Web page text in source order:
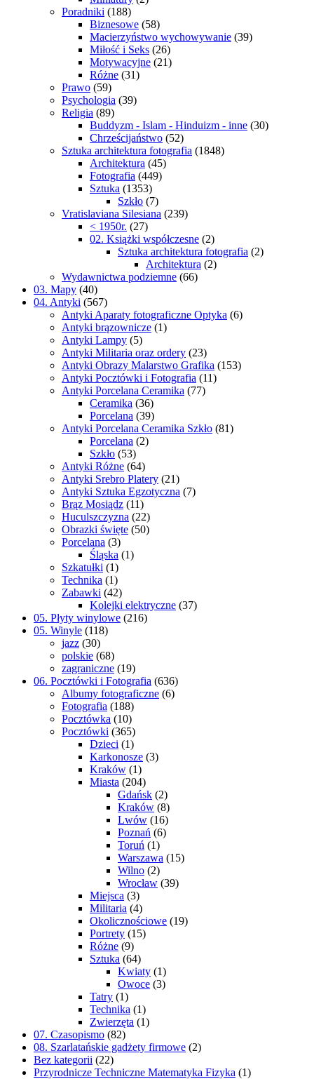
Poradniki (188)
Biznesowe (58)
Macierzyństwo wychowywanie (39)
Miłość i Seks (26)
Motywacyjne (21)
Różne (31)
Prawo (59)
Psychologia (39)
Religia (89)
Buddyzm - Islam - Hinduizm - inne (30)
Chrześcijaństwo (52)
Sztuka architektura fotografia (1848)
Architektura (45)
Fotografia (449)
Sztuka (1353)
Szkło (7)
Vratislaviana Silesiana (239)
< 1950r. (27)
02. Książki współczesne (2)
Sztuka architektura fotografia (2)
Architektura (2)
Wydawnictwa podziemne (66)
03. Mapy (40)
04. Antyki (567)
Antyki Aparaty fotograficzne Optyka (6)
Antyki brązownicze (1)
Antyki Lampy (5)
Antyki Militaria oraz ordery (23)
Antyki Obrazy Malarstwo Grafika (153)
Antyki Pocztówki i Fotografia (11)
Antyki Porcelana Ceramika (77)
Ceramika (36)
Porcelana (39)
Antyki Porcelana Ceramika Szkło (81)
Porcelana (2)
Szkło (53)
Antyki Różne (64)
Antyki Srebro Platery (21)
Antyki Sztuka Egzotyczna (7)
Brąz Mosiądz (11)
Huculszczyzna (22)
Obrazki święte (50)
Porcelana (3)
Śląska (1)
Szkatułki (1)
Technika (1)
Zabawki (42)
Kolejki elektryczne (37)
05. Płyty winylowe (216)
05. Winyle (118)
jazz (30)
polskie (68)
zagraniczne (19)
06. Pocztówki i Fotografia (636)
Albumy fotograficzne (6)
Fotografia (188)
Pocztówka (10)
Pocztówki (365)
Dzieci (1)
Karkonosze (3)
Kraków (1)
Miasta (204)
Gdańsk (2)
Kraków (8)
Lwów (16)
Poznań (6)
Toruń (1)
Warszawa (15)
Wilno (2)
Wrocław (39)
Miejsca (3)
Militaria (4)
Okolicznościowe (19)
Portrety (15)
Różne (9)
Sztuka (64)
Kwiaty (1)
Owoce (3)
Tatry (1)
Technika (1)
Zwierzęta (1)
07. Czasopismo (82)
08. Szarlatańskie gadżety firmowe (2)
Bez kategorii (22)
Przyrodnicze Techniczne Matematyka Fizyka (1)